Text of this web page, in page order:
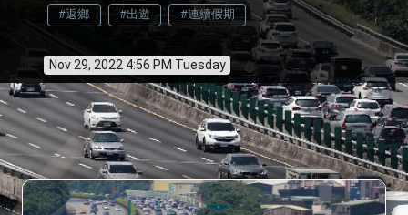
#返鄉 #出遊 #連續假期
Nov 29, 2022 4:56 PM Tuesday